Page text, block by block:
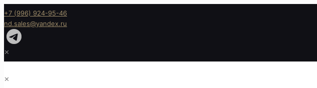
+7 (996) 924-95-46
nd.sales@yandex.ru
✕
✕